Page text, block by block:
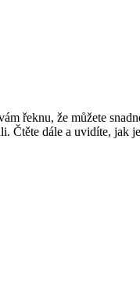
řeknu, že můžete
Čtěte dále a uvidíte, jak